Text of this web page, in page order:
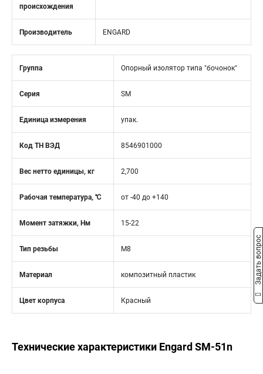
происхождения
Производитель ENGARD
Группа Опорный изолятор типа "бочонок"
Серия SM
Единица измерения упак.
Код ТН ВЭД 8546901000
Вес нетто единицы, кг 2,700
Рабочая температура, ℃ от -40 до +140
Момент затяжки, Нм 15-22
Тип резьбы М8
Материал композитный пластик
Цвет корпуса Красный
Технические характеристики Engard SM-51n
Задать вопрос